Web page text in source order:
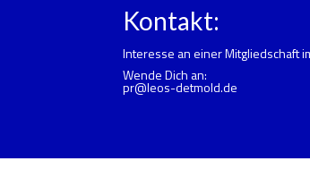
Kontakt:
Interesse an einer Mitgliedschaft
Wende Dich an:
pr@leos-detmold.de